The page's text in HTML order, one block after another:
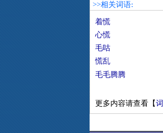
>>相关词语:
着慌
心慌
毛咕
慌乱
毛毛腾腾
更多内容请查看【